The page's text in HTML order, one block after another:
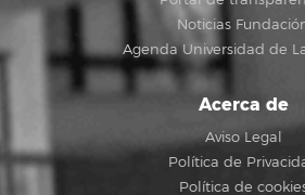
Noticias
Agenda Universidad de
Acerca de
Aviso Legal
Política de
Política de